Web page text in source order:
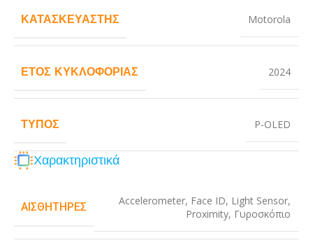
ΚΑΤΑΣΚΕΥΑΣΤΉΣ Motorola
ΈΤΟΣ ΚΥΚΛΟΦΟΡΊΑΣ 2024
ΤΎΠΟΣ P-OLED
Χαρακτηριστικά
ΑΙΣΘΗΤΉΡΕΣ Accelerometer, Face ID, Light Sensor,
Proximity, Γυροσκόπιο